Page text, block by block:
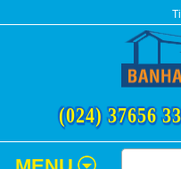
(024) 37656